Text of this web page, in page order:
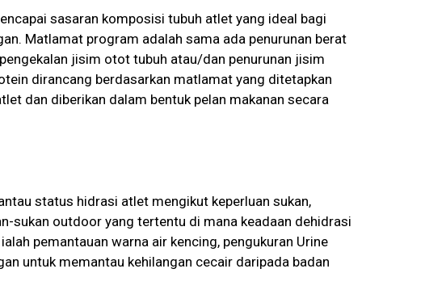
sasaran komposisi tubuh atlet yang ideal bagi
Matlamat program adalah sama ada penurunan berat
jisim otot tubuh atau/dan penurunan jisim
dirancang berdasarkan matlamat yang ditetapkan
dan diberikan dalam bentuk pelan makanan secara
status hidrasi atlet mengikut keperluan sukan,
sukan outdoor yang tertentu di mana keadaan dehidrasi
pemantauan warna air kencing, pengukuran Urine
untuk memantau kehilangan cecair daripada badan